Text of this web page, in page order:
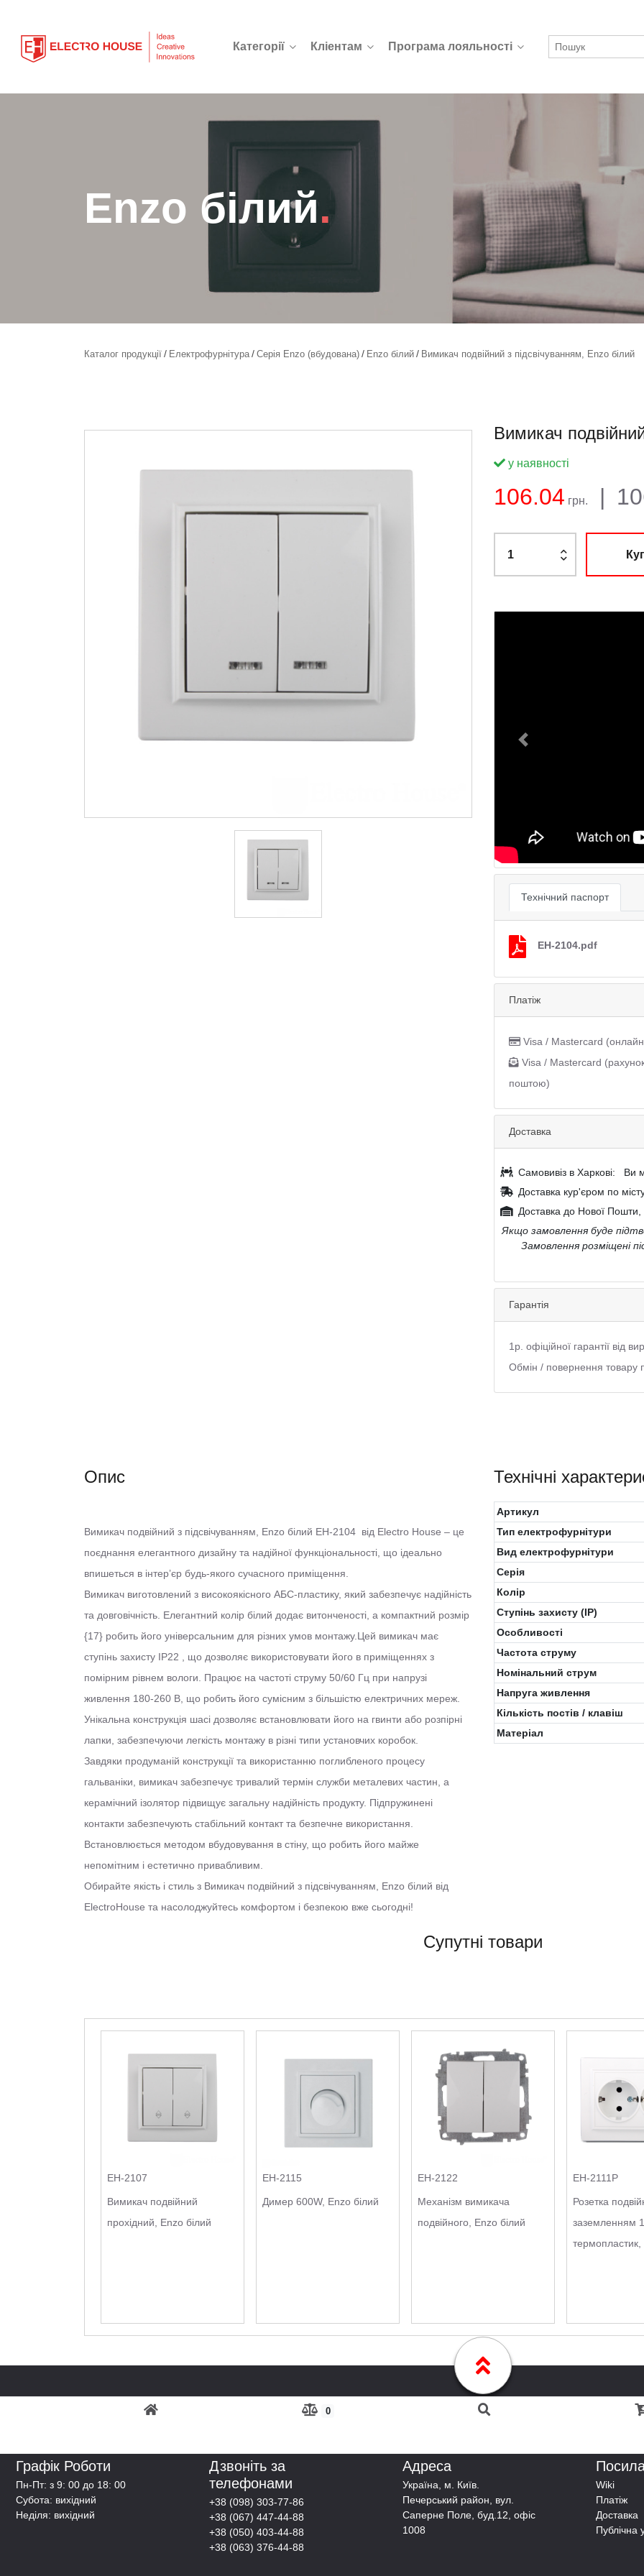
Категорії Кліентам Програма лояльності
0
Enzo білий.
Каталог продукції Електрофурнітура Серія Enzo (вбудована) Enzo білий Вимикач подвійний з підсвічуванням, Enzo білий
Вимикач
Баланс:
у наявності
106.04 грн. |
Previous
Технічний паспорт
EH-2104.pdf
Платіж
Visa / Mastercard
Visa / Mastercard
поштою)
Доставка
Самовивіз в Харкові:
Ви
Доставка кур'єром по
Доставка до Нової
Якщо замовлення буде
Замовлення розміщені
Гарантія
1р. офіційної гарантії від
Обмін / повернення товару
Опис
Вимикач подвійний з підсвічуванням, Enzo білий EH-2104 від Electro House – це
поєднання елегантного дизайну та надійної функціональності, що ідеально
впишеться в інтер’єр будь-якого сучасного приміщення.
Вимикач виготовлений з високоякісного АБС-пластику, який забезпечує надійність
та довговічність. Елегантний колір білий додає витонченості, а компактний розмір
{17} робить його універсальним для різних умов монтажу.Цей вимикач має
ступінь захисту IP22 , що дозволяє використовувати його в приміщеннях з
помірним рівнем вологи. Працює на частоті струму 50/60 Гц при напрузі
живлення 180-260 В, що робить його сумісним з більшістю електричних мереж.
Унікальна конструкція шасі дозволяє встановлювати його на гвинти або розпірні
лапки, забезпечуючи легкість монтажу в різні типи установчих коробок.
Завдяки продуманій конструкції та використанню поглибленого процесу
гальваніки, вимикач забезпечує тривалий термін служби металевих частин, а
керамічний ізолятор підвищує загальну надійність продукту. Підпружинені
контакти забезпечують стабільний контакт та безпечне використання.
Встановлюється методом вбудовування в стіну, що робить його майже
непомітним і естетично привабливим.
Обирайте якість і стиль з Вимикач подвійний з підсвічуванням, Enzo білий від
ElectroHouse та насолоджуйтесь комфортом і безпекою вже сьогодні!
Технічні
Артикул
Тип електрофурнітури
Вид електрофурнітури
Серія
Колiр
Ступінь захисту (IP)
Особливості
Частота струму
Номінальний струм
Напруга живлення
Кількість постів / клавіш
Матеріал
Супутні товари
EH-2107
Вимикач подвійний
прохідний, Enzo білий
EH-2115
Димер 600W, Enzo білий
EH-2122
Механізм вимикача
подвійного, Enzo білий
EH-2111P
Розетка
заземленням
термопластик,
Графік Роботи
Пн-Пт: з 9: 00 до 18: 00
Субота: вихідний
Неділя: вихідний
Дзвоніть за
телефонами
+38 (098) 303-77-86
+38 (067) 447-44-88
+38 (050) 403-44-88
+38 (063) 376-44-88
Адреса
Українa, м. Київ.
Печерський район, вул.
Саперне Поле, буд.12, офіс
1008
Wiki
Платіж
Доставка
Публічна